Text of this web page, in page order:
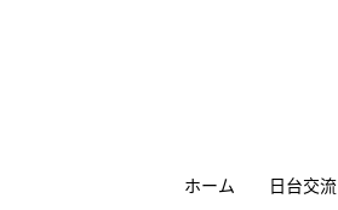
ホーム 日台交流